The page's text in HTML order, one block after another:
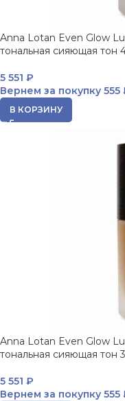
Anna Lotan Even Glow
тональная сияющая тон
5 551 ₽
Вернем за покупку 555
В КОРЗИНУ
Anna Lotan Even Glow
тональная сияющая тон
5 551 ₽
Вернем за покупку 555